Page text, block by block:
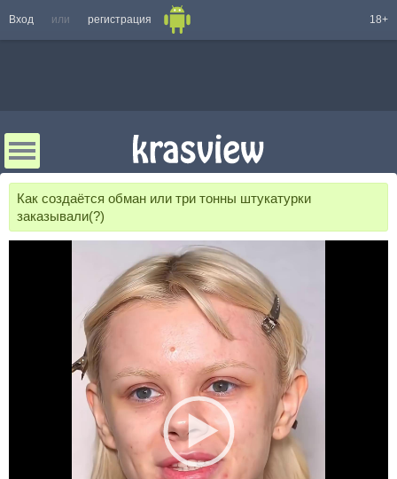
Вход или регистрация 18+
Как создаётся обман или три тонны штукатурки
заказывали(?)